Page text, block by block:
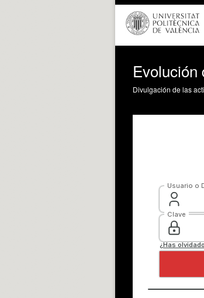
Evolución
Divulgación de las